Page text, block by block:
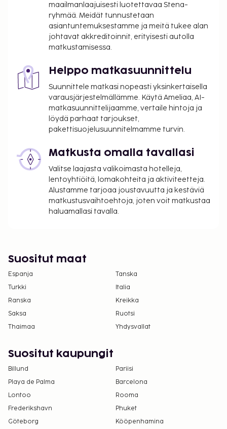
Tässä on mainittu kaikki majoituspaikan meille
ilmoittamat maksut.
Langaton internetyhteys huoneessa: 25.00 GBP
Kattamaton omatoiminen pysäköinti: 15 GBP
per yöpyminen
Yllä oleva luettelo ei ehkä kata kaikkea. Maksut ja
takuumaksut eivät välttämättä sisällä veroja, ja ne
saattavat muuttua.
maailmanlaajuisesti luotettavaa Stena-
ryhmää. Meidät tunnustetaan
asiantuntemuksestamme ja meitä tukee alan
johtavat akkreditoinnit, erityisesti autolla
matkustamisessa.
Helppo matkasuunnittelu
Suunnittele matkasi nopeasti yksinkertaisella
varausjärjestelmällämme. Käytä Ameliaa, AI-
matkasuunnittelijaamme, vertaile hintoja ja
löydä parhaat tarjoukset,
pakettisuojelusuunnitelmamme turvin.
Matkusta omalla tavallasi
Valitse laajasta valikoimasta hotelleja,
lentoyhtiöitä, lomakohteita ja aktiviteetteja.
Alustamme tarjoaa joustavuutta ja kestäviä
matkustusvaihtoehtoja, joten voit matkustaa
haluamallasi tavalla.
Suositut maat
Espanja
Tanska
Turkki
Italia
Ranska
Kreikka
Saksa
Ruotsi
Thaimaa
Yhdysvallat
Suositut kaupungit
Billund
Pariisi
Playa de Palma
Barcelona
Lontoo
Rooma
Frederikshavn
Phuket
Göteborg
Kööpenhamina